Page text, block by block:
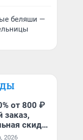
беляши —
от 800 ₽
заказ,
скидка
2026